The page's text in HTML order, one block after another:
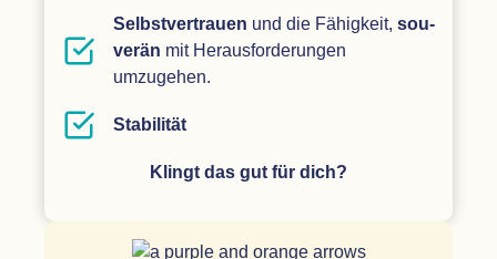
Selbst­ver­trauen und die Fähig­keit, sou­
ve­rän mit Her­aus­for­de­run­gen
umzugehen.
Sta­bi­li­tät
Klingt das gut für dich?